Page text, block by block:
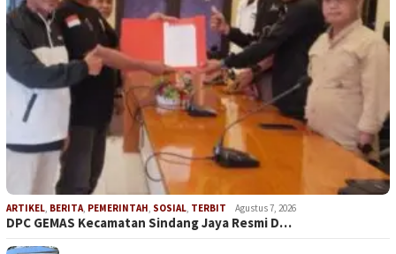
ARTIKEL, BERITA, PEMERINTAH, SOSIAL, TERBIT Agustus 7, 2026
DPC GEMAS Kecamatan Sindang Jaya Resmi D…